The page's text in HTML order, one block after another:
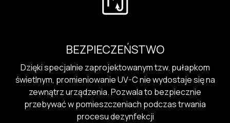
BEZPIECZEŃSTWO
Dzięki specjalnie zaprojektowanym tzw. pułapkom
świetlnym, promieniowanie UV-C nie wydostaje się na
zewnątrz urządzenia. Pozwala to bezpiecznie
przebywać w pomieszczeniach podczas trwania
procesu dezynfekcji